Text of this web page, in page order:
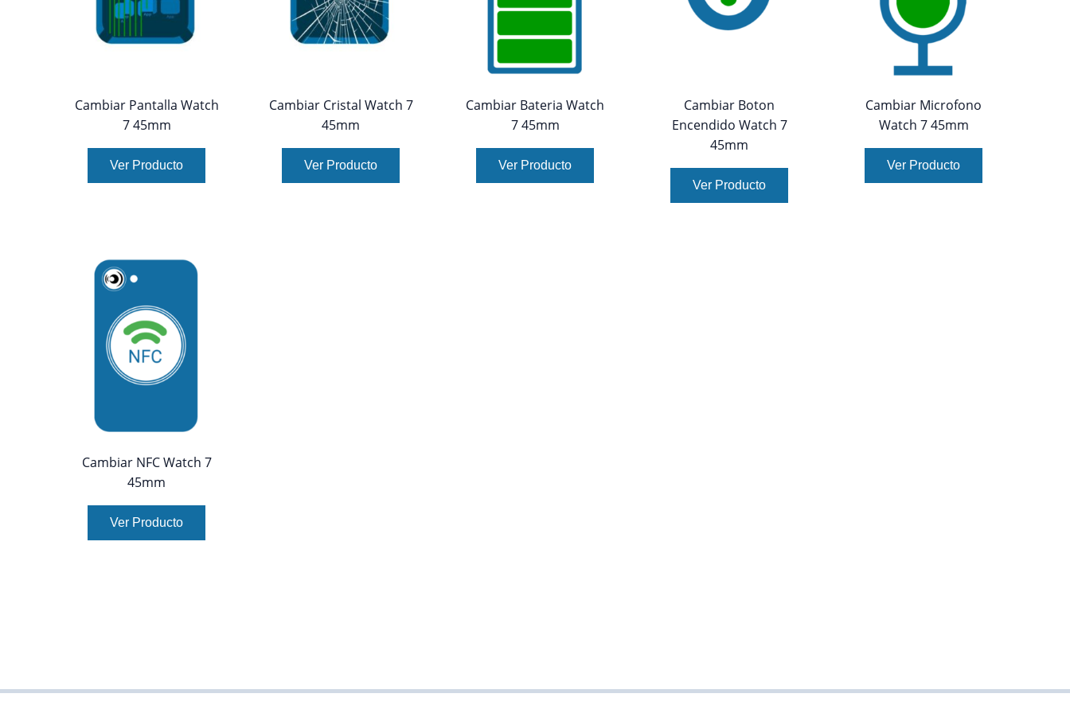
Cambiar Pantalla Watch
7 45mm
Ver Producto
Cambiar Cristal Watch 7
45mm
Ver Producto
Cambiar Bateria Watch
7 45mm
Ver Producto
Cambiar Boton
Encendido Watch 7
45mm
Ver Producto
Cambiar Microfono
Watch 7 45mm
Ver Producto
Cambiar NFC Watch 7
45mm
Ver Producto